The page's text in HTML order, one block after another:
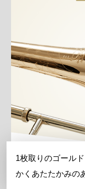
1枚取りのゴール
かくあたたかみの